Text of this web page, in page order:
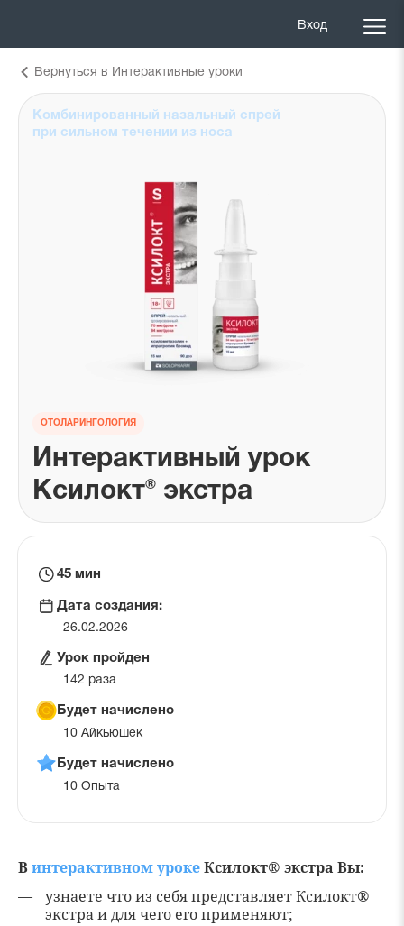
Вход
Вернуться в Интерактивные уроки
Комбинированный назальный спрей
при сильном течении из носа
ОТОЛАРИНГОЛОГИЯ
Интерактивный урок
Ксилокт® экстра
Винтерактивном урокеКсилокт® экстра Вы:
узнаете что из себя представляет Ксилокт®
экстра и для чего его применяют;
Время
урок
45 мин
Дата создания:
26.02.2026
Урок пройден
142 раза
Будет начислено
10 Айкьюшек
Будет начислено
10 Опыта